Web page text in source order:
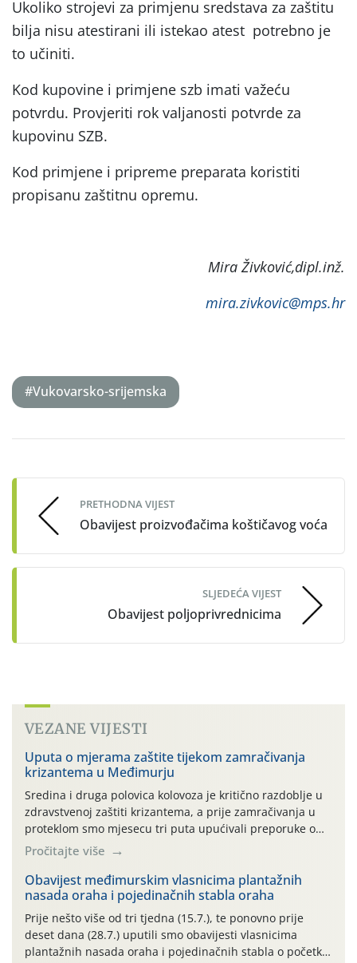
Ukoliko strojevi za primjenu sredstava za zaštitu
bilja nisu atestirani ili istekao atest potrebno je
to učiniti.
Kod kupovine i primjene szb imati važeću
potvrdu. Provjeriti rok valjanosti potvrde za
kupovinu SZB.
Kod primjene i pripreme preparata koristiti
propisanu zaštitnu opremu.
Mira Živković,dipl.inž.
mira.zivkovic@mps.hr
#Vukovarsko-srijemska
navigation
PRETHODNA VIJEST
Obavijest proizvođačima koštičavog voća
SLJEDEĆA VIJEST
Obavijest poljoprivrednicima
VEZANE VIJESTI
Uputa o mjerama zaštite tijekom zamračivanja
krizantema u Međimurju
Sredina i druga polovica kolovoza je kritično razdoblje u
zdravstvenoj zaštiti krizantema, a prije zamračivanja u
proteklom smo mjesecu tri puta upućivali preporuke o
preventivnim mjerama zaštite krizantema od najčešćih
uzročnika bolesti, štetnika i fito-fagnih grinja (23.7., 14.7.,
06.7.)! Na početku ovog mjeseca je zabilježeno je
povijesno i ekstremno vruće meteorološko razdoblje, uz
najviše temperature […]
Pročitajte više
Obavijest međimurskim vlasnicima plantažnih
nasada oraha i pojedinačnih stabla oraha
Prije nešto više od tri tjedna (15.7.), te ponovno prije
deset dana (28.7.) uputili smo obavijesti vlasnicima
plantažnih nasada oraha i pojedinačnih stabla o početku